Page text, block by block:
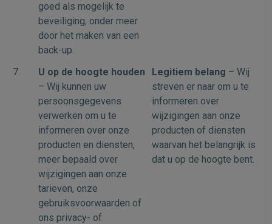
goed als mogelijk te
beveiliging, onder meer
door het maken van een
back-up.
7.
U op de hoogte houden
– Wij kunnen uw
persoonsgegevens
verwerken om u te
informeren over onze
producten en diensten,
meer bepaald over
wijzigingen aan onze
tarieven, onze
gebruiksvoorwaarden of
ons privacy- of
Legitiem belang – Wij
streven er naar om u te
informeren over
wijzigingen aan onze
producten of diensten
waarvan het belangrijk is
dat u op de hoogte bent.